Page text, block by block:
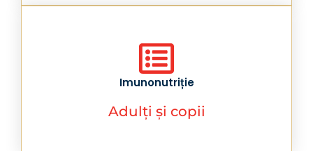
Imunonutriție
Adulți și copii